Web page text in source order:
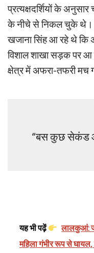
प्रत्यक्षदर्शियों के
के नीचे से निकल चुके थे।
खजाना सिंह आ रहे थे
विशाल शाखा सड़क पर
क्षेत्र में अफरा-तफरी मच
“बस कुछ सेकंड
यह भी पढ़ें
लालकुआं:
महिला गंभीर रूप से घायल,